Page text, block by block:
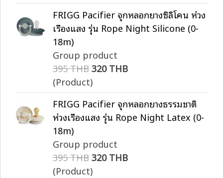
FRIGG Pacifier จุกหลอกยางซิลิโคน ห่วง
เรืองแสง รุ่น Rope Night Silicone (0-
18m)
Group product
395 THB320 THB
(Product)
FRIGG Pacifier จุกหลอกยางธรรมชาติ
ห่วงเรืองแสง รุ่น Rope Night Latex (0-
18m)
Group product
395 THB320 THB
(Product)